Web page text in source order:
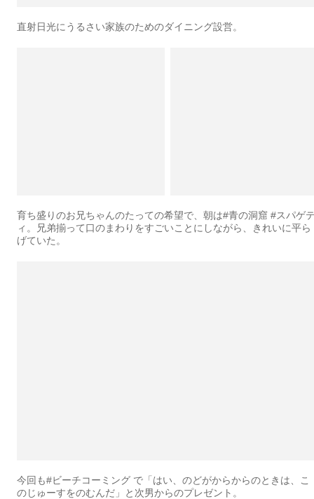
直射日光にうるさい家族のためのダイニング設営。
育ち盛りのお兄ちゃんのたっての希望で、朝は#青の洞窟 #スパゲ
ィ。兄弟揃って口のまわりをすごいことにしながら、きれいに平ら
げていた。
今回も#ビーチコーミング で「はい、のどがからからのときは、こ
のじゅーすをのむんだ」と次男からのプレゼント。